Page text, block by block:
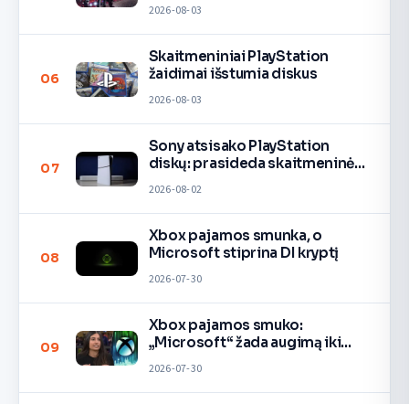
2026-08-03
06
Skaitmeniniai PlayStation
žaidimai išstumia diskus
2026-08-03
07
Sony atsisako PlayStation
diskų: prasideda skaitmeninė
2026-08-02
08
Xbox pajamos smunka, o
Microsoft stiprina DI kryptį
2026-07-30
09
Xbox pajamos smuko:
„Microsoft“ žada augimą iki
2026-07-30